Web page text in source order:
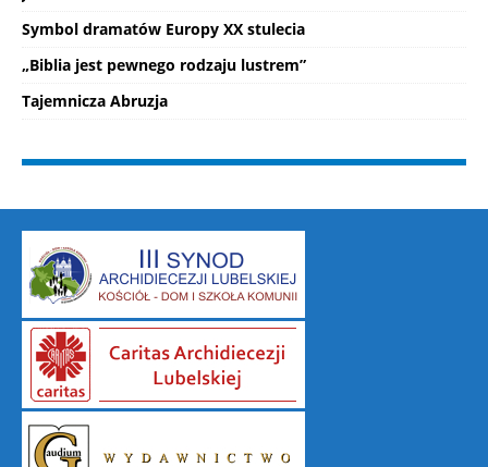
Symbol dramatów Europy XX stulecia
„Biblia jest pewnego rodzaju lustrem”
Tajemnicza Abruzja